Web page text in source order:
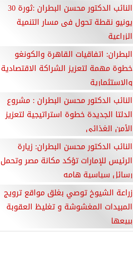
النائب الدكتور محسن البطران :ثورة 30
يونيو نقطة تحول فى مسار التنمية
الزراعية
البطران: اتفاقيات القاهرة والكونغو
خطوة مهمة لتعزيز الشراكة الاقتصادية
والاستثمارية
النائب الدكتور محسن البطران : مشروع
الدلتا الجديدة خطوة استراتيجية لتعزيز
الأمن الغذائي
النائب الدكتور محسن البطران: زيارة
الرئيس للإمارات تؤكد مكانة مصر وتحمل
رسائل سياسية هامه
زراعة الشيوخ توصي بغلق مواقع ترويج
المبيدات المغشوشة و تغليظ العقوبة
ببيعها